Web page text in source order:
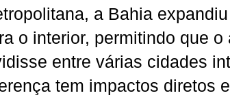
a Bahia
o interior, permitindo que o
entre várias cidades
tem impactos diretos